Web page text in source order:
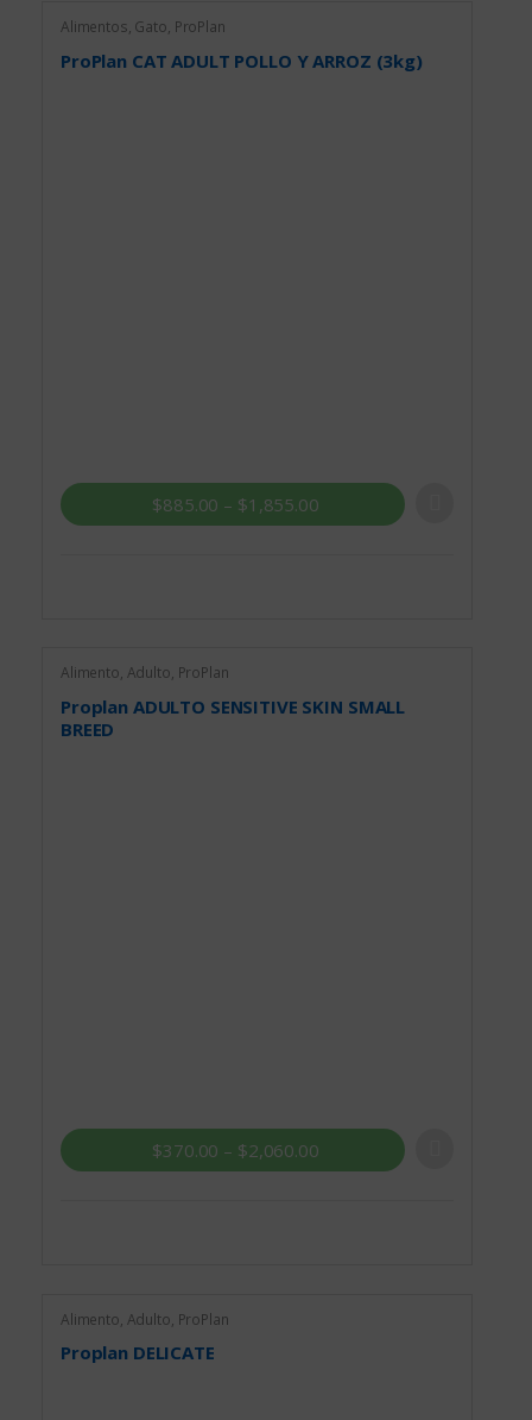
Alimentos, Gato, ProPlan
ProPlan CAT ADULT POLLO Y ARROZ (3kg)
$885.00 – $1,855.00
Alimento, Adulto, ProPlan
Proplan ADULTO SENSITIVE SKIN SMALL
BREED
$370.00 – $2,060.00
Alimento, Adulto, ProPlan
Proplan DELICATE